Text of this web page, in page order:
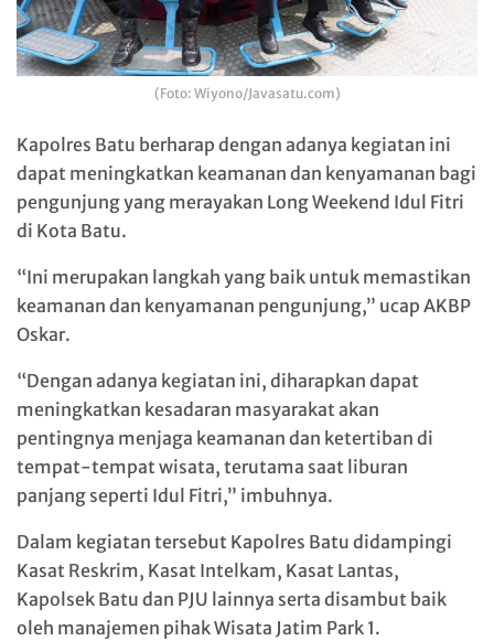
(Foto: Wiyono/Javasatu.com)
Kapolres Batu berharap dengan adanya kegiatan ini
dapat meningkatkan keamanan dan kenyamanan bagi
pengunjung yang merayakan Long Weekend Idul Fitri
di Kota Batu.
“Ini merupakan langkah yang baik untuk memastikan
keamanan dan kenyamanan pengunjung,” ucap AKBP
Oskar.
“Dengan adanya kegiatan ini, diharapkan dapat
meningkatkan kesadaran masyarakat akan
pentingnya menjaga keamanan dan ketertiban di
tempat-tempat wisata, terutama saat liburan
panjang seperti Idul Fitri,” imbuhnya.
Dalam kegiatan tersebut Kapolres Batu didampingi
Kasat Reskrim, Kasat Intelkam, Kasat Lantas,
Kapolsek Batu dan PJU lainnya serta disambut baik
oleh manajemen pihak Wisata Jatim Park 1.